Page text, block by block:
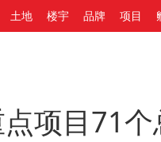
土地 楼宇 品牌 项目
项目71